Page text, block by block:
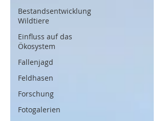
Bestandsentwicklung
Wildtiere
Einfluss auf das
Ökosystem
Fallenjagd
Feldhasen
Forschung
Fotogalerien